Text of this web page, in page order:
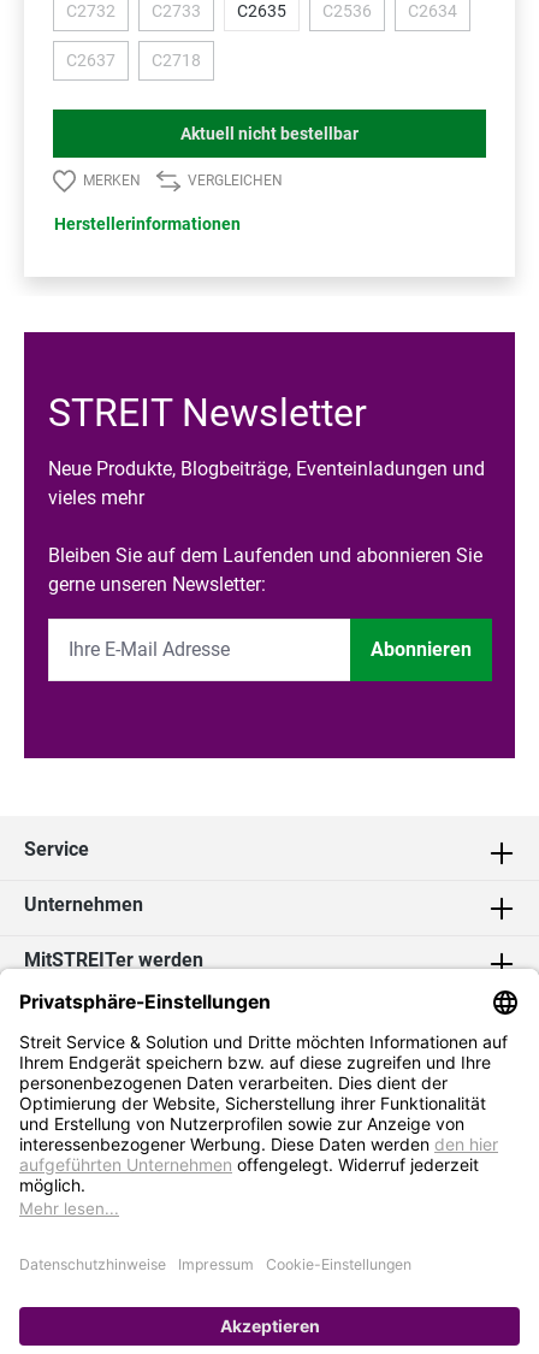
C2732(Diese Option ist zurzeit nicht verfügbar.)
C2733(Diese Option ist zurzeit nicht verfügbar.)
C2635 C2536(Diese Option ist zurzeit nicht
C2634(Diese Option
C2637(Diese Option ist zurzeit nicht verfügbar.)
C2718(Diese Option ist zurzeit nicht verfügbar.)
Aktuell nicht bestellbar
MERKEN VERGLEICHEN
Herstellerinformationen
STREIT Newsletter
Neue Produkte, Blogbeiträge, Eventeinladungen und
vieles mehr
Bleiben Sie auf dem Laufenden und abonnieren Sie
gerne unseren Newsletter:
Abonnieren
Service
Unternehmen
MitSTREITer werden
Kontakt
Social Media
* Alle Preise exkl. MwSt. zzgl.Versandkosten
Impressum